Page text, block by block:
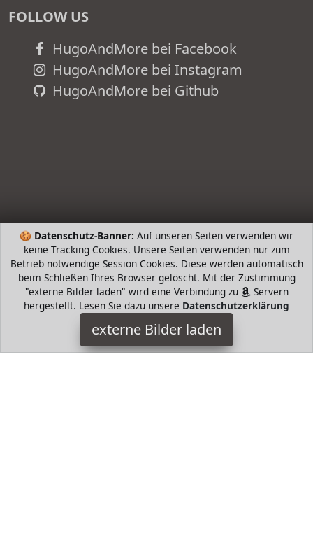
🍪 Datenschutz-Banner: Auf unseren Seiten verwenden wir
keine Tracking Cookies. Unsere Seiten verwenden nur zum
Betrieb notwendige Session Cookies. Diese werden automatisch
beim Schließen Ihres Browser gelöscht. Mit der Zustimmung
"externe Bilder laden" wird eine Verbindung zu
Servern
hergestellt. Lesen Sie dazu unsere Datenschutzerklärung
externe Bilder laden
FOLLOW US
HugoAndMore bei Facebook
HugoAndMore bei Instagram
HugoAndMore bei Github
DB Gardentools
Haushaltswaren it Holzgriff Stück Wird allgemein als
Haushalts Wand Dispersionsfarben und Pasten Pinsel
verwendet Geformter Griff aus hartem Buchenholz mit DB
Gardentools
HugoAndMore ist Teilnehmer am Partnerprogramm der
EU